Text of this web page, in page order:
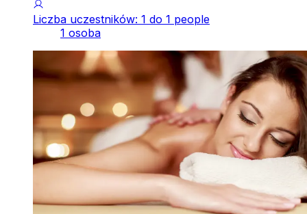
Liczba uczestników: 1 do 1 people
1 osoba